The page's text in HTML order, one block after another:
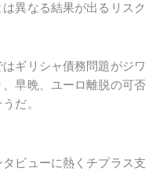
異なる結果が出るリスク
ギリシャ債務問題がジワ
早晩、ユーロ離脱の可否
だ。
ビューに熱くチプラス支